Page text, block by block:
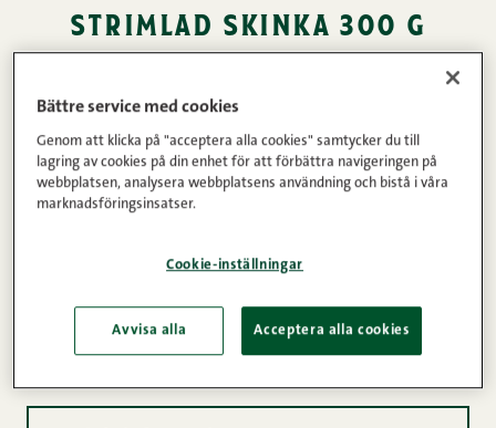
strimlad skinka 300 g
Saftiga och smakrika skinkstrimlor tillverkas av
fylliga smak i gratänger, såser, pajer eller på pizza –
möjligheterna är oändliga! Enkel och läcker
matlagning med de bästa råvarorna.
85% 300g
Bättre service med cookies
Genom att klicka på "acceptera alla cookies" samtycker du till
lagring av cookies på din enhet för att förbättra navigeringen på
webbplatsen, analysera webbplatsens användning och bistå i våra
marknadsföringsinsatser.
Cookie-inställningar
Avvisa alla Acceptera alla cookies